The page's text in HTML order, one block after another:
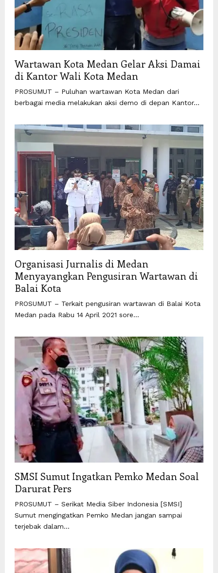
Wartawan Kota Medan Gelar Aksi Damai
di Kantor Wali Kota Medan
PROSUMUT – Puluhan wartawan Kota Medan dari
berbagai media melakukan aksi demo di depan Kantor...
Organisasi Jurnalis di Medan
Menyayangkan Pengusiran Wartawan di
Balai Kota
PROSUMUT – Terkait pengusiran wartawan di Balai Kota
Medan pada Rabu 14 April 2021 sore...
SMSI Sumut Ingatkan Pemko Medan Soal
Darurat Pers
PROSUMUT – Serikat Media Siber Indonesia [SMSI]
Sumut mengingatkan Pemko Medan jangan sampai
terjebak dalam...